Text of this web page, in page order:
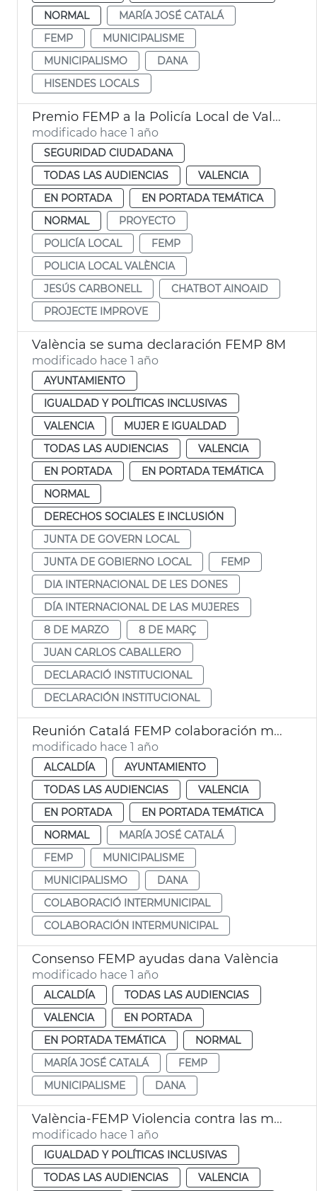
NORMAL
MARÍA JOSÉ CATALÁ
FEMP
MUNICIPALISME
MUNICIPALISMO
DANA
HISENDES LOCALS
Premio FEMP a la Policía Local de València por buenas prácticas contra la violencia de género
modificado hace 1 año
SEGURIDAD CIUDADANA
TODAS LAS AUDIENCIAS
VALENCIA
EN PORTADA
EN PORTADA TEMÁTICA
NORMAL
PROYECTO
POLICÍA LOCAL
FEMP
POLICIA LOCAL VALÈNCIA
JESÚS CARBONELL
CHATBOT AINOAID
PROJECTE IMPROVE
València se suma declaración FEMP 8M
modificado hace 1 año
AYUNTAMIENTO
IGUALDAD Y POLÍTICAS INCLUSIVAS
VALENCIA
MUJER E IGUALDAD
TODAS LAS AUDIENCIAS
VALENCIA
EN PORTADA
EN PORTADA TEMÁTICA
NORMAL
DERECHOS SOCIALES E INCLUSIÓN
JUNTA DE GOVERN LOCAL
JUNTA DE GOBIERNO LOCAL
FEMP
DIA INTERNACIONAL DE LES DONES
DÍA INTERNACIONAL DE LAS MUJERES
8 DE MARZO
8 DE MARÇ
JUAN CARLOS CABALLERO
DECLARACIÓ INSTITUCIONAL
DECLARACIÓN INSTITUCIONAL
Reunión Catalá FEMP colaboración municipios emergencias
modificado hace 1 año
ALCALDÍA
AYUNTAMIENTO
TODAS LAS AUDIENCIAS
VALENCIA
EN PORTADA
EN PORTADA TEMÁTICA
NORMAL
MARÍA JOSÉ CATALÁ
FEMP
MUNICIPALISME
MUNICIPALISMO
DANA
COLABORACIÓ INTERMUNICIPAL
COLABORACIÓN INTERMUNICIPAL
Consenso FEMP ayudas dana València
modificado hace 1 año
ALCALDÍA
TODAS LAS AUDIENCIAS
VALENCIA
EN PORTADA
EN PORTADA TEMÁTICA
NORMAL
MARÍA JOSÉ CATALÁ
FEMP
MUNICIPALISME
DANA
València-FEMP Violencia contra las mujeres
modificado hace 1 año
IGUALDAD Y POLÍTICAS INCLUSIVAS
TODAS LAS AUDIENCIAS
VALENCIA